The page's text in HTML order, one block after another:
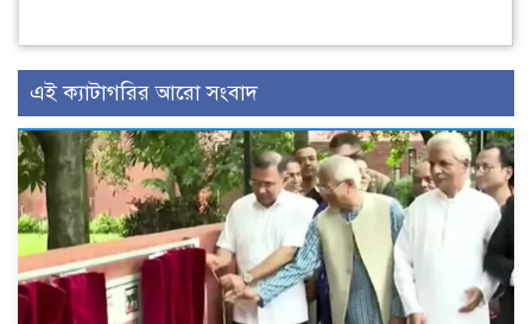
এই ক্যাটাগরির আরো সংবাদ